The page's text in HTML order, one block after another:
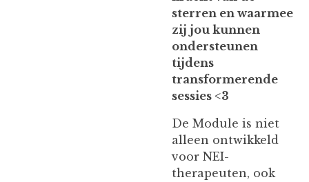
sterren en waarmee
zij jou kunnen
ondersteunen
tijdens
transformerende
sessies <3
De Module is niet
alleen ontwikkeld
voor NEI-
therapeuten, ook